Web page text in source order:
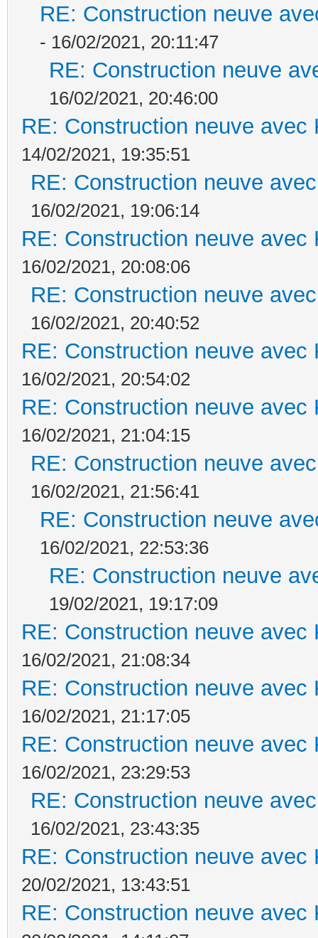
RE: Construction neuve
- 16/02/2021, 20:11:47
RE: Construction neuve
16/02/2021, 20:46:00
RE: Construction neuve avec
14/02/2021, 19:35:51
RE: Construction neuve
16/02/2021, 19:06:14
RE: Construction neuve avec
16/02/2021, 20:08:06
RE: Construction neuve
16/02/2021, 20:40:52
RE: Construction neuve avec
16/02/2021, 20:54:02
RE: Construction neuve avec
16/02/2021, 21:04:15
RE: Construction neuve
16/02/2021, 21:56:41
RE: Construction neuve
16/02/2021, 22:53:36
RE: Construction neuve
19/02/2021, 19:17:09
RE: Construction neuve avec
16/02/2021, 21:08:34
RE: Construction neuve avec
16/02/2021, 21:17:05
RE: Construction neuve avec
16/02/2021, 23:29:53
RE: Construction neuve
16/02/2021, 23:43:35
RE: Construction neuve avec
20/02/2021, 13:43:51
RE: Construction neuve avec